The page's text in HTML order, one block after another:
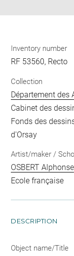
Inventory number
RF 53560, Recto
Collection
Département des
Cabinet des
Fonds des
d'Orsay
Artist/maker /
OSBERT Alphonse
Ecole française
DESCRIPTION
Object name/Title